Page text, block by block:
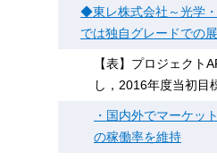
◆東レ株式会社～光学
では独自グレードでの
【表】プロジェクト
し，2016年度当初目
・国内外でマーケ
の稼働率を維持